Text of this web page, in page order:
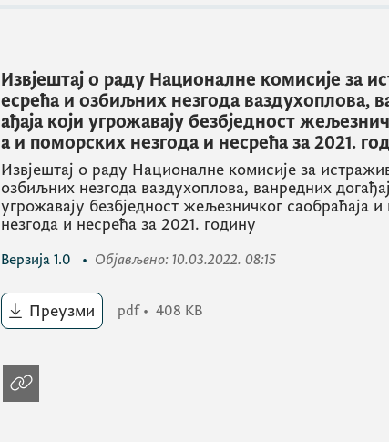
Извјештај о раду Националне комисије за
есрећа и озбиљних незгода ваздухоплова,
ађаја који угрожавају безбједност
а и поморских незгода и несрећа за 2021.
Извјештај о раду Националне комисије за
озбиљних незгода ваздухоплова, ванредних
угрожавају безбједност жељезничког саобраћаја
незгода и несрећа за 2021. годину
Верзија 1.0 • Објављено: 10.03.2022. 08:15
Преузми pdf • 408 KB